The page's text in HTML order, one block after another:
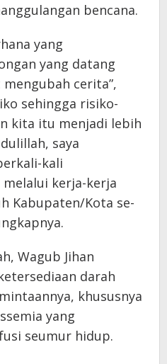
bencana.
yang
yang datang
cerita”,
sehingga risiko-
kita itu menjadi lebih
saya
kali
kerja-kerja
Kabupaten/Kota se-
Wagub Jihan
darah
khususnya
yang
seumur hidup.